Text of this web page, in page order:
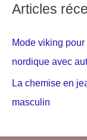
Articles
Mode viking
nordique avec
La chemise en
masculin